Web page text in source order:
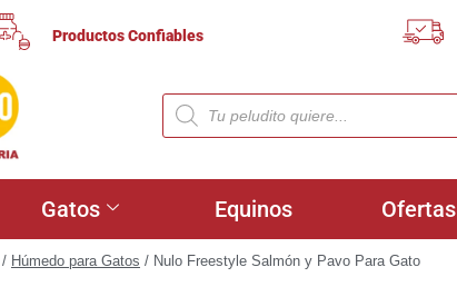
Productos Confiables
Gatos Equinos Ofertas
/ Húmedo para Gatos / Nulo Freestyle Salmón y Pavo Para Gato